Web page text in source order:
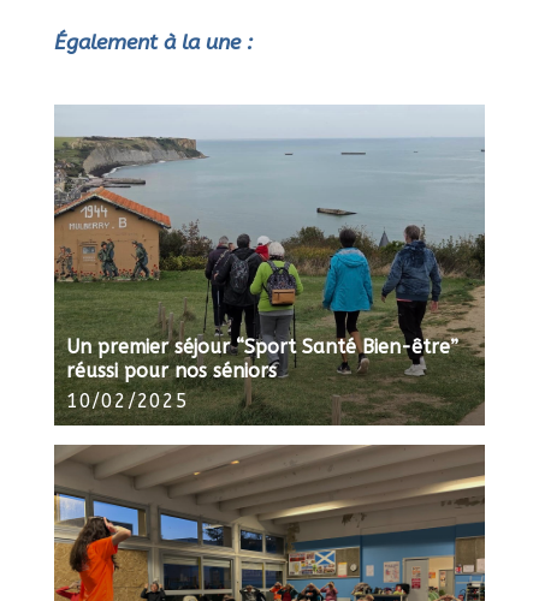
Également à la une :
Un premier séjour “Sport Santé Bien-être”
réussi pour nos séniors
10/02/2025